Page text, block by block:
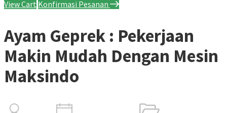
View Cart Konfirmasi Pesanan
Ayam Geprek : Pekerjaan
Makin Mudah Dengan Mesin
Maksindo